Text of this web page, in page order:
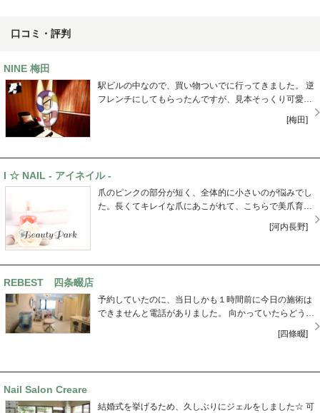
口コミ・評判
NINE 梅田
駅ビルの中なので、買い物ついでに行ってきました。 逆
フレンチにしてもらったんですが、見本そっくり可愛く
[梅田]
I ☆ NAIL - アイネイル -
爪のピンクの部分が短く、全体的に小さいのが悩みでし
た。長くてキレイな爪にあこがれて、こちらで美爪育成
り、理想の地爪にしていただきました！こちらの都合に
[河内長野]
REBEST 四条畷店
予約していたのに、当日しかも１時間前に今日の施術は
できませんと電話がありました。 向かっていたらどうす
ていましたが、そんな店に行くのでしょうか。人の時間
[四條畷]
Nail Salon Creare
結婚式を挙げるため、久しぶりにジェルをしました☆ 可